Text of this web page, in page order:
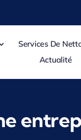
Services De
Actualité